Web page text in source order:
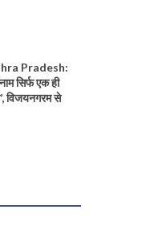
Pradesh:
सिर्फ एक ही
विजयनगरम से